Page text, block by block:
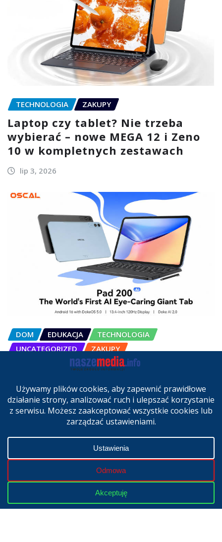
TECHNOLOGIA ZAKUPY
Laptop czy tablet? Nie trzeba
wybierać – nowe MEGA 12 i Zeno
10 w kompletnych zestawach
lip 3, 2026
DOM EDUKACJA
TECHNOLOGIA
UNCATEGORIZED
ZAKUPY
OSCAL Pad 200 alternatywą dla
sprzedaży w Polsce
cze 27, 2026